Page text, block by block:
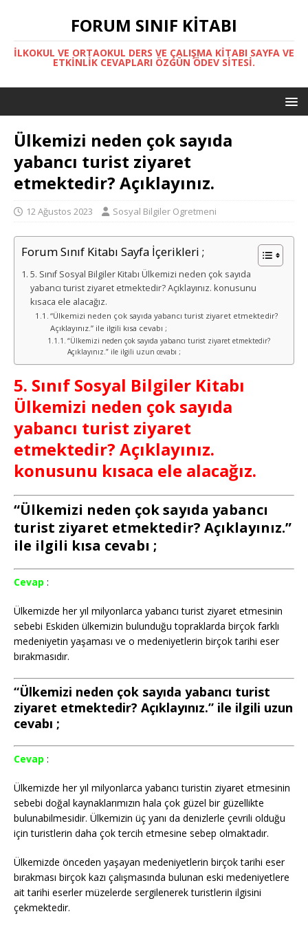
FORUM SINIF KITABI
İLKOKUL VE ORTAOKUL DERS VE ÇALIŞMA KITABI SAYFA VE
ETKINLIK CEVAPLARI ÖZGÜN ÖDEV SITESI.
Ülkemizi neden çok sayıda
yabancı turist ziyaret
etmektedir? Açıklayınız.
12 Ağustos 2023 Sosyal Bilgiler Ogretmeni
Forum Sınıf Kitabı Sayfa İçerikleri ;
5. Sınıf Sosyal Bilgiler Kitabı Ülkemizi neden çok sayıda
yabancı turist ziyaret etmektedir? Açıklayınız. konusunu
kısaca ele alacağız.
“Ülkemizi neden çok sayıda yabancı turist ziyaret etmektedir?
Açıklayınız.” ile ilgili kısa cevabı ;
“Ülkemizi neden çok sayıda yabancı turist ziyaret etmektedir?
Açıklayınız.” ile ilgili uzun cevabı ;
5. Sınıf Sosyal Bilgiler Kitabı
Ülkemizi neden çok sayıda
yabancı turist ziyaret
etmektedir? Açıklayınız.
konusunu kısaca ele alacağız.
“Ülkemizi neden çok sayıda yabancı
turist ziyaret etmektedir? Açıklayınız.”
ile ilgili kısa cevabı ;
Cevap :
Ülkemizde her yıl milyonlarca yabancı turist ziyaret etmesinin
sebebi Eskiden ülkemizin bulunduğu topraklarda birçok farklı
medeniyetin yaşaması ve o medeniyetlerin birçok tarihi eser
bırakmasıdır.
“Ülkemizi neden çok sayıda yabancı turist
ziyaret etmektedir? Açıklayınız.” ile ilgili uzun
cevabı ;
Cevap :
Ülkemizde her yıl milyonlarca yabancı turistin ziyaret etmesinin
sebebi doğal kaynaklarımızın hala çok güzel bir güzellikte
bulunabilmesidir. Ülkemizin üç yanı da denizlerle çevrili olduğu
için turistlerin daha çok tercih etmesine sebep olmaktadır.
Ülkemizde önceden yaşayan medeniyetlerin birçok tarihi eser
bırakması birçok kazı çalışmasında bulunan eski medeniyetlere
ait tarihi eserler müzelerde sergilenerek turistlerin ilgisini
çekmektedir.